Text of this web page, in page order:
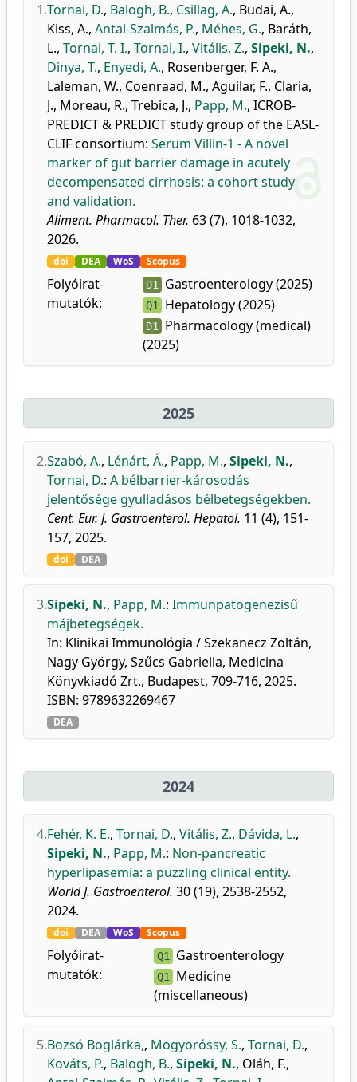
1.Tornai, D., Balogh, B., Csillag, A., Budai, A.,
Kiss, A., Antal-Szalmás, P., Méhes, G., Baráth,
L., Tornai, T. I., Tornai, I., Vitális, Z., Sipeki, N.,
Dinya, T., Enyedi, A., Rosenberger, F. A.,
Laleman, W., Coenraad, M., Aguilar, F., Claria,
J., Moreau, R., Trebica, J., Papp, M., ICROB-
PREDICT & PREDICT study group of the EASL-
CLIF consortium: Serum Villin-1 - A novel
marker of gut barrier damage in acutely
decompensated cirrhosis: a cohort study
and validation.
Aliment. Pharmacol. Ther. 63 (7), 1018-1032,
2026.
doi DEA WoS Scopus
Folyóirat-
mutatók:
D1 Gastroenterology (2025)
Q1 Hepatology (2025)
D1 Pharmacology (medical)
(2025)
2025
2.Szabó, A., Lénárt, Á., Papp, M., Sipeki, N.,
Tornai, D.: A bélbarrier-károsodás
jelentősége gyulladásos bélbetegségekben.
Cent. Eur. J. Gastroenterol. Hepatol. 11 (4), 151-
157, 2025.
doi DEA
3.Sipeki, N., Papp, M.: Immunpatogenezisű
májbetegségek.
In: Klinikai Immunológia / Szekanecz Zoltán,
Nagy György, Szűcs Gabriella, Medicina
Könyvkiadó Zrt., Budapest, 709-716, 2025.
ISBN: 9789632269467
DEA
2024
4.Fehér, K. E., Tornai, D., Vitális, Z., Dávida, L.,
Sipeki, N., Papp, M.: Non-pancreatic
hyperlipasemia: a puzzling clinical entity.
World J. Gastroenterol. 30 (19), 2538-2552,
2024.
doi DEA WoS Scopus
Folyóirat-
mutatók:
Q1 Gastroenterology
Q1 Medicine
(miscellaneous)
5.Bozsó Boglárka,, Mogyoróssy, S., Tornai, D.,
Kováts, P., Balogh, B., Sipeki, N., Oláh, F.,